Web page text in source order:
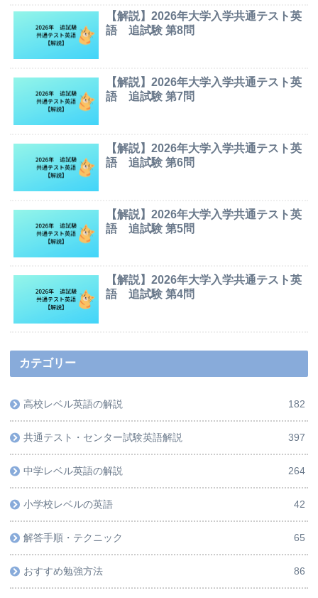
【解説】2026年大学入学共通テスト英
語 追試験 第8問
【解説】2026年大学入学共通テスト英
語 追試験 第7問
【解説】2026年大学入学共通テスト英
語 追試験 第6問
【解説】2026年大学入学共通テスト英
語 追試験 第5問
【解説】2026年大学入学共通テスト英
語 追試験 第4問
カテゴリー
高校レベル英語の解説 182
共通テスト・センター試験英語解説 397
中学レベル英語の解説 264
小学校レベルの英語 42
解答手順・テクニック 65
おすすめ勉強方法 86